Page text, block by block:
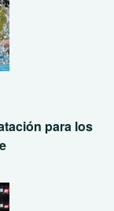
para los